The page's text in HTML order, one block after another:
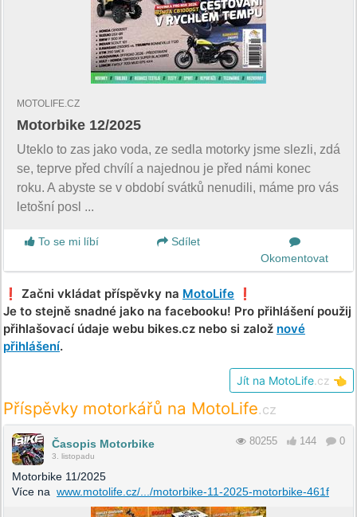
MOTOLIFE.CZ
Motorbike 12/2025
Uteklo to zas jako voda, ze sedla motorky jsme slezli, zdá
se, teprve před chvílí a najednou je před námi konec
roku. A abyste se v období svátků nenudili, máme pro vás
letošní posl ...
To se mi líbí
Sdílet
Okomentovat
❗️ Začni vkládat příspěvky na MotoLife ❗️
Je to stejně snadné jako na facebooku! Pro přihlášení použij
přihlašovací údaje webu bikes.cz nebo si založ nové
přihlášení.
Jít na MotoLife .cz 👈
Příspěvky motorkářů na MotoLife.cz
Časopis Motorbike
3. listopadu
80255 144 0
Motorbike 11/2025
Více na www.motolife.cz/.../motorbike-11-2025-motorbike-461f